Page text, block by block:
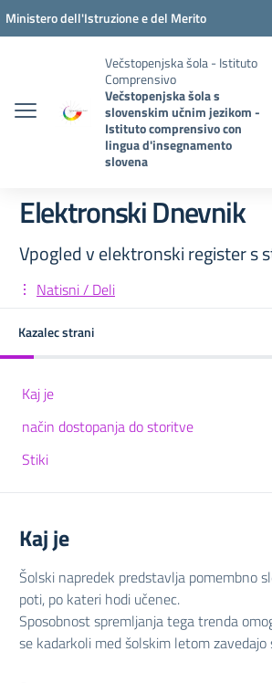
Pojdi na vsebino
Vai al menu di navigazione
Vai al footer
Ministero dell'Istruzione e del Merito
Večstopenjska šola - Istituto
Comprensivo
Večstopenjska šola s
slovenskim učnim jezikom -
Istituto comprensivo con
lingua d'insegnamento
slovena
Elektronski Dnevnik
Vpogled v elektronski register s
Natisni / Deli
Kazalec strani
Kaj je
način dostopanja do storitve
Stiki
Kaj je
Šolski napredek predstavlja pomembno
poti, po kateri hodi učenec.
Sposobnost spremljanja tega trenda
se kadarkoli med šolskim letom zavedajo